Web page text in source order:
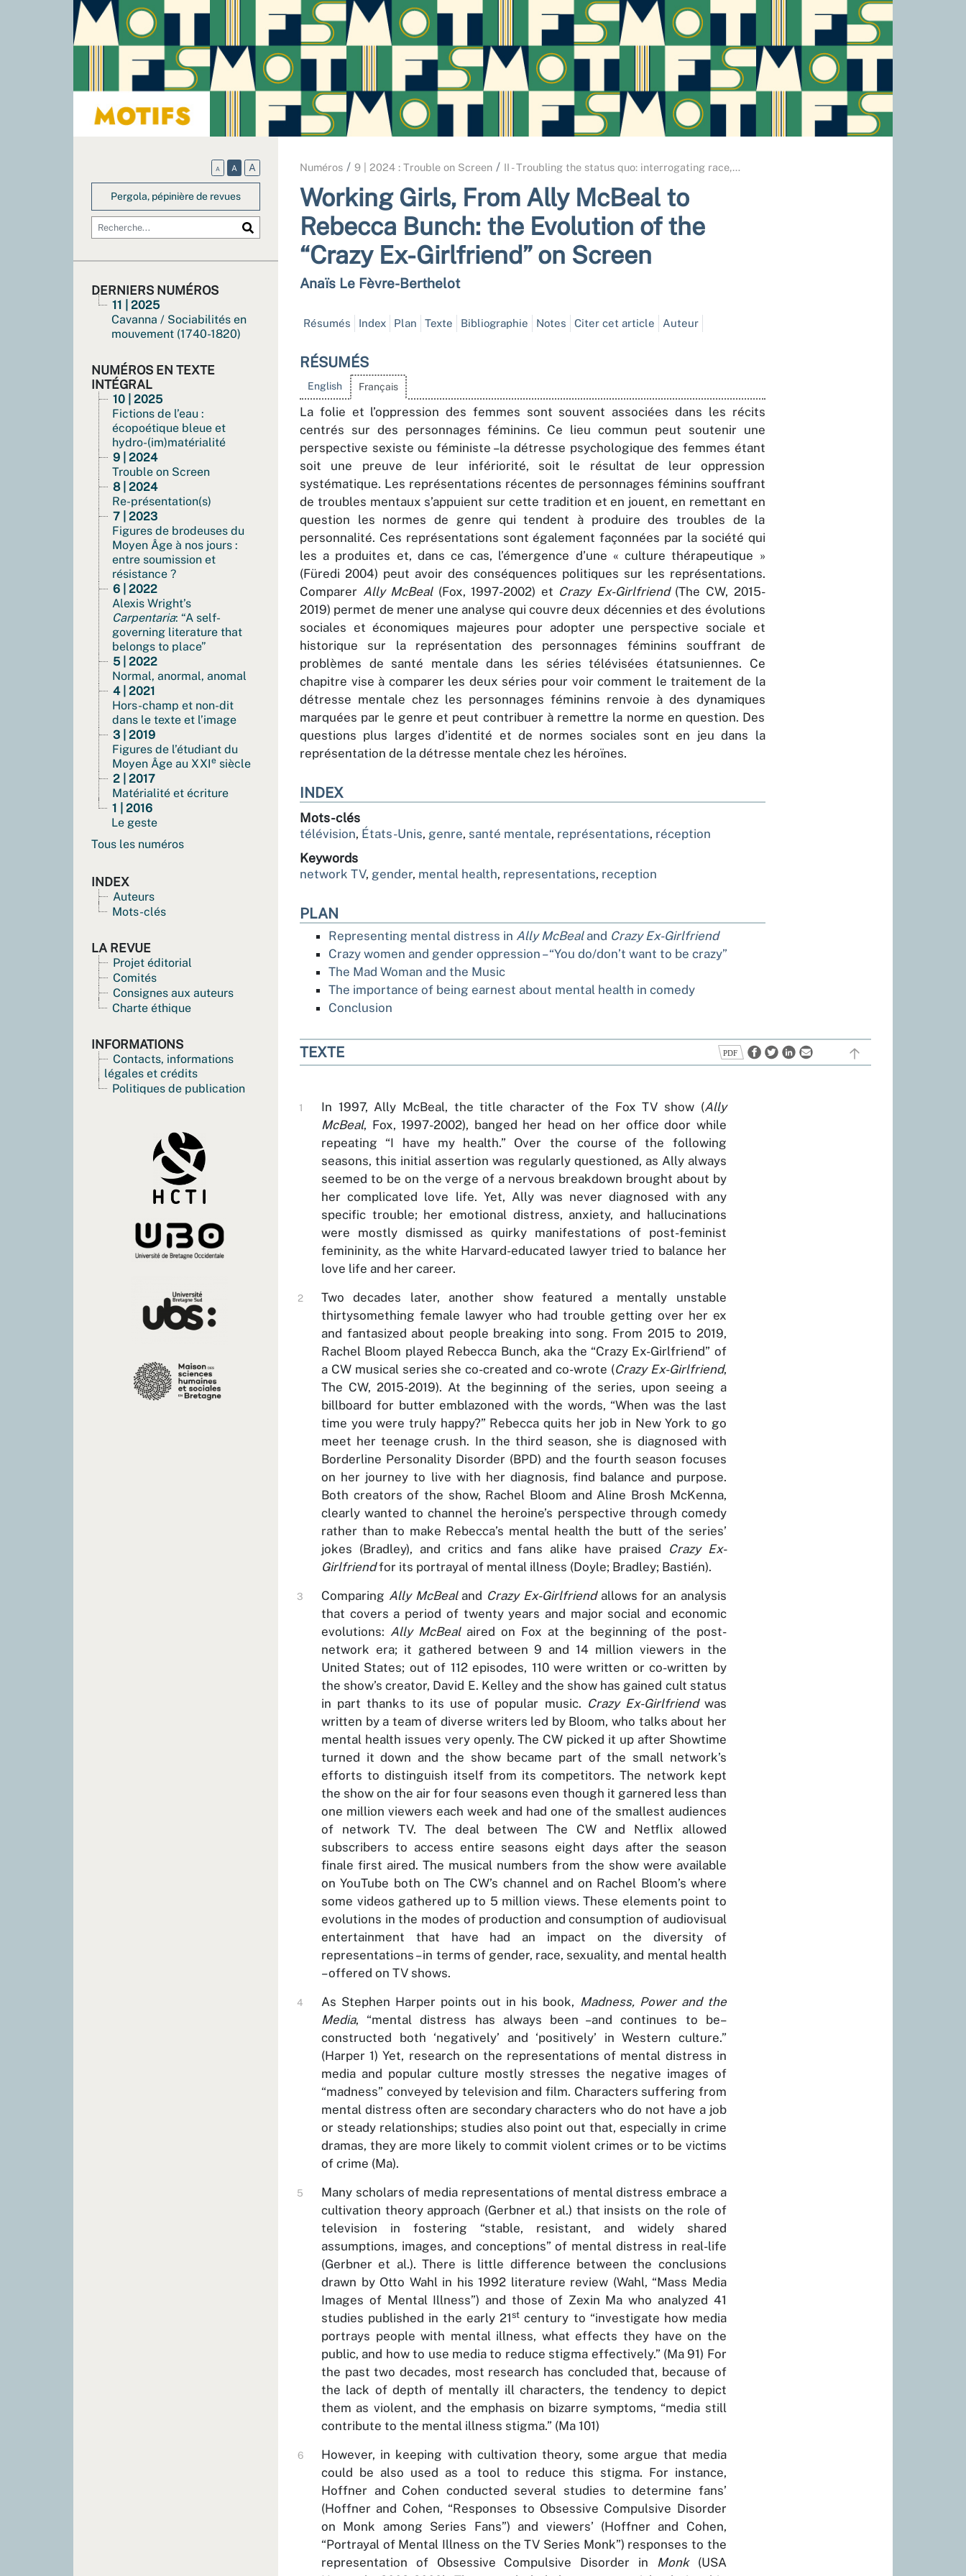
A A A
Pergola, pépinière de revues
DERNIERS NUMÉROS
11 | 2025
Cavanna / Sociabilités en
mouvement (1740-1820)
NUMÉROS EN TEXTE
INTÉGRAL
10 | 2025
Fictions de l’eau :
écopoétique bleue et
hydro-(im)matérialité
9 | 2024
Trouble on Screen
8 | 2024
Re-présentation(s)
7 | 2023
Figures de brodeuses du
Moyen Âge à nos jours :
entre soumission et
résistance ?
6 | 2022
Alexis Wright’s
Carpentaria: “A self-
governing literature that
belongs to place”
5 | 2022
Normal, anormal, anomal
4 | 2021
Hors-champ et non-dit
dans le texte et l’image
3 | 2019
Figures de l’étudiant du
Moyen Âge au XXIe siècle
2 | 2017
Matérialité et écriture
1 | 2016
Le geste
Tous les numéros
INDEX
Auteurs
Mots-clés
LA REVUE
Projet éditorial
Comités
Consignes aux auteurs
Charte éthique
INFORMATIONS
Contacts, informations
légales et crédits
Politiques de publication
Numéros 9 | 2024 : Trouble on Screen II - Troubling the status quo: interrogating race,…
Working Girls, From Ally McBeal to
Rebecca Bunch: the Evolution of the
“Crazy Ex-Girlfriend” on Screen
Anaïs Le Fèvre-Berthelot
Résumés Index Plan Texte Bibliographie Notes Citer cet article Auteur
RÉSUMÉS
English Français
La folie et l’oppression des femmes sont souvent associées dans les récits
centrés sur des personnages féminins. Ce lieu commun peut soutenir une
perspective sexiste ou féministe –la détresse psychologique des femmes étant
soit une preuve de leur infériorité, soit le résultat de leur oppression
systématique. Les représentations récentes de personnages féminins souffrant
de troubles mentaux s’appuient sur cette tradition et en jouent, en remettant en
question les normes de genre qui tendent à produire des troubles de la
personnalité. Ces représentations sont également façonnées par la société qui
les a produites et, dans ce cas, l’émergence d’une « culture thérapeutique »
(Füredi 2004) peut avoir des conséquences politiques sur les représentations.
Comparer Ally McBeal(Fox, 1997-2002) et Crazy Ex-Girlfriend(The CW, 2015-
2019) permet de mener une analyse qui couvre deux décennies et des évolutions
sociales et économiques majeures pour adopter une perspective sociale et
historique sur la représentation des personnages féminins souffrant de
problèmes de santé mentale dans les séries télévisées étatsuniennes. Ce
chapitre vise à comparer les deux séries pour voir comment le traitement de la
détresse mentale chez les personnages féminins renvoie à des dynamiques
marquées par le genre et peut contribuer à remettre la norme en question. Des
questions plus larges d’identité et de normes sociales sont en jeu dans la
représentation de la détresse mentale chez les héroïnes.
INDEX
Mots-clés
télévision, États-Unis, genre, santé mentale, représentations, réception
Keywords
network TV, gender, mental health, representations, reception
PLAN
Representing mental distress in Ally McBealand Crazy Ex-Girlfriend
Crazy women and gender oppression – “You do/don’t want to be crazy”
The Mad Woman and the Music
The importance of being earnest about mental health in comedy
Conclusion
TEXTE
In 1997, Ally McBeal, the title character of the Fox TV show (Ally
McBeal, Fox, 1997-2002), banged her head on her office door while
repeating “I have my health.” Over the course of the following
seasons, this initial assertion was regularly questioned, as Ally always
seemed to be on the verge of a nervous breakdown brought about by
her complicated love life. Yet, Ally was never diagnosed with any
specific trouble; her emotional distress, anxiety, and hallucinations
were mostly dismissed as quirky manifestations of post-feminist
femininity, as the white Harvard-educated lawyer tried to balance her
love life and her career.
Two decades later, another show featured a mentally unstable
thirtysomething female lawyer who had trouble getting over her ex
and fantasized about people breaking into song. From 2015 to 2019,
Rachel Bloom played Rebecca Bunch, aka the “Crazy Ex-Girlfriend” of
a CW musical series she co-created and co-wrote (Crazy Ex-Girlfriend,
The CW, 2015-2019). At the beginning of the series, upon seeing a
billboard for butter emblazoned with the words, “When was the last
time you were truly happy?” Rebecca quits her job in New York to go
meet her teenage crush. In the third season, she is diagnosed with
Borderline Personality Disorder (BPD) and the fourth season focuses
on her journey to live with her diagnosis, find balance and purpose.
Both creators of the show, Rachel Bloom and Aline Brosh McKenna,
clearly wanted to channel the heroine’s perspective through comedy
rather than to make Rebecca’s mental health the butt of the series’
jokes (Bradley), and critics and fans alike have praised
Crazy Ex-
Girlfriendfor its portrayal of mental illness (Doyle; Bradley; Bastién).
Comparing Ally McBealand Crazy Ex-Girlfriendallows for an analysis
that covers a period of twenty years and major social and economic
evolutions: Ally McBealaired on Fox at the beginning of the post-
network era; it gathered between 9 and 14 million viewers in the
United States; out of 112 episodes, 110 were written or co-written by
the show’s creator, David E. Kelley and the show has gained cult status
in part thanks to its use of popular music. Crazy Ex-Girlfriendwas
written by a team of diverse writers led by Bloom, who talks about her
mental health issues very openly. The CW picked it up after Showtime
turned it down and the show became part of the small network’s
efforts to distinguish itself from its competitors. The network kept
the show on the air for four seasons even though it garnered less than
one million viewers each week and had one of the smallest audiences
of network TV. The deal between The CW and Netflix allowed
subscribers to access entire seasons eight days after the season
finale first aired. The musical numbers from the show were available
on YouTube both on The CW’s channel and on Rachel Bloom’s where
some videos gathered up to 5 million views. These elements point to
evolutions in the modes of production and consumption of audiovisual
entertainment that have had an impact on the diversity of
representations – in terms of gender, race, sexuality, and mental health
– offered on TV shows.
As Stephen Harper points out in his book, Madness, Power and the
Media, “mental distress has always been –and continues to be–
constructed both ‘negatively’ and ‘positively’ in Western culture.”
(Harper 1) Yet, research on the representations of mental distress in
media and popular culture mostly stresses the negative images of
“madness” conveyed by television and film. Characters suffering from
mental distress often are secondary characters who do not have a job
or steady relationships; studies also point out that, especially in crime
dramas, they are more likely to commit violent crimes or to be victims
of crime (Ma).
Many scholars of media representations of mental distress embrace a
cultivation theory approach (Gerbner et al.) that insists on the role of
television in fostering “stable, resistant, and widely shared
assumptions, images, and conceptions” of mental distress in real-life
(Gerbner et al.). There is little difference between the conclusions
drawn by Otto Wahl in his 1992 literature review (Wahl, “Mass Media
Images of Mental Illness”) and those of Zexin Ma who analyzed 41
studies published in the early 21st century to “investigate how media
portrays people with mental illness, what effects they have on the
public, and how to use media to reduce stigma effectively.” (Ma 91) For
the past two decades, most research has concluded that, because of
the lack of depth of mentally ill characters, the tendency to depict
them as violent, and the emphasis on bizarre symptoms, “media still
contribute to the mental illness stigma.” (Ma 101)
However, in keeping with cultivation theory, some argue that media
could be also used as a tool to reduce this stigma. For instance,
Hoffner and Cohen conducted several studies to determine fans’
(Hoffner and Cohen, “Responses to Obsessive Compulsive Disorder
on Monk among Series Fans”) and viewers’ (Hoffner and Cohen,
“Portrayal of Mental Illness on the TV Series Monk”) responses to the
representation of Obsessive Compulsive Disorder in Monk(USA